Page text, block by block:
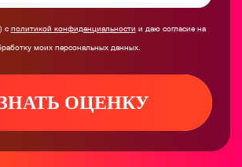
с политикой конфиденциальности и даю согласие на
моих персональных данных.
ОЦЕНКУ